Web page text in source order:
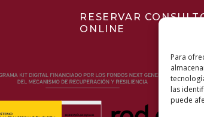
Para
las
puede
RESERVAR
ONLINE